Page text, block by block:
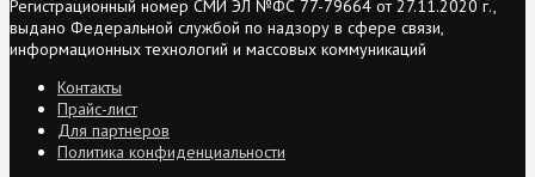
Регистрационный номер СМИ ЭЛ №ФС 77-79664 от 27.11.2020 г.,
выдано Федеральной службой по надзору в сфере связи,
информационных технологий и массовых коммуникаций
Контакты
Прайс-лист
Для партнеров
Политика конфиденциальности